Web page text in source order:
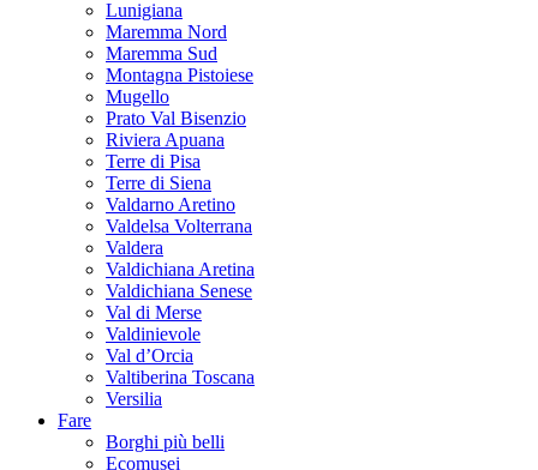
Lunigiana
Maremma Nord
Maremma Sud
Montagna Pistoiese
Mugello
Prato Val Bisenzio
Riviera Apuana
Terre di Pisa
Terre di Siena
Valdarno Aretino
Valdelsa Volterrana
Valdera
Valdichiana Aretina
Valdichiana Senese
Val di Merse
Valdinievole
Val d’Orcia
Valtiberina Toscana
Versilia
Fare
Borghi più belli
Ecomusei